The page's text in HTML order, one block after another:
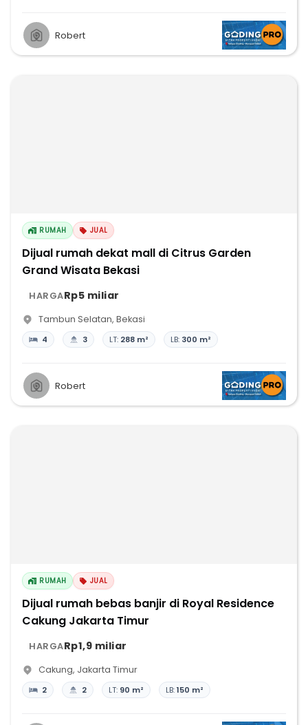
Robert
RUMAH JUAL
Dijual rumah dekat mall di Citrus Garden
Grand Wisata Bekasi
HARGARp5 miliar
Tambun Selatan, Bekasi
4 3 LT: 288 m² LB: 300 m²
Robert
RUMAH JUAL
Dijual rumah bebas banjir di Royal Residence
Cakung Jakarta Timur
HARGARp1,9 miliar
Cakung, Jakarta Timur
2 2 LT: 90 m² LB:150 m²